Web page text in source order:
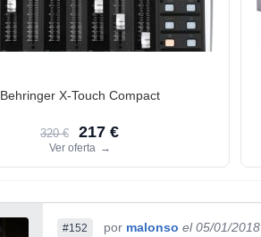
Behringer X-Touch Compact
320 € 217 €
Ver oferta →
#152 por malonso el 05/01/2018